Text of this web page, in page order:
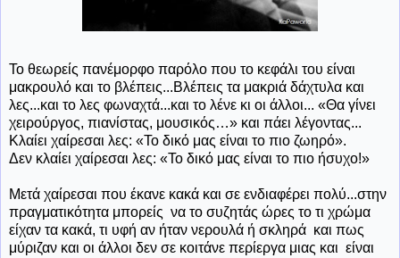
Το θεωρείς πανέμορφο παρόλο που το κεφάλι του είναι
μακρουλό και το βλέπεις...Βλέπεις τα μακριά δάχτυλα και
λες...και το λες φωναχτά...και το λένε κι οι άλλοι... «Θα γίνει
χειρούργος, πιανίστας, μουσικός…» και πάει λέγοντας...
Κλαίει χαίρεσαι λες: «Το δικό μας είναι το πιο ζωηρό».
Δεν κλαίει χαίρεσαι λες: «Το δικό μας είναι το πιο ήσυχο!»
Μετά χαίρεσαι που έκανε κακά και σε ενδιαφέρει πολύ...στην
πραγματικότητα μπορείς να το συζητάς ώρες το τι χρώμα
είχαν τα κακά, τι υφή αν ήταν νερουλά ή σκληρά και πως
μύριζαν και οι άλλοι δεν σε κοιτάνε περίεργα μιας και είναι